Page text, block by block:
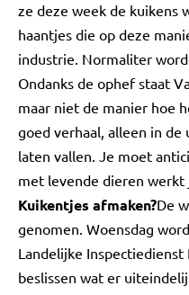
ze deze week de kuikens
haantjes die op deze
industrie. Normaliter
Ondanks de ophef staat
maar niet de manier hoe
goed verhaal, alleen in
laten vallen. Je moet
met levende dieren werkt
Kuikentjes afmaken?De
genomen. Woensdag
Landelijke Inspectiedienst
beslissen wat er